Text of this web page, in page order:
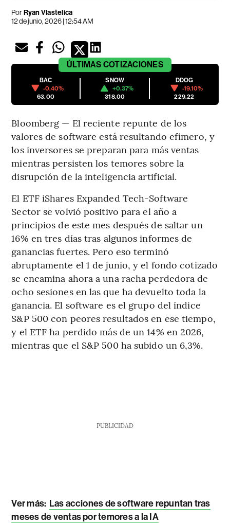
PorRyan Vlastelica
12 de junio, 2026 | 12:54 AM
ÚLTIMAS COTIZACIONES
BAC
-0.40%
63.00
SNOW
+0.37%
318.00
DDOG
-19.10%
229.22
Bloomberg — El reciente repunte de los
valores de software está resultando efímero, y
los inversores se preparan para más ventas
mientras persisten los temores sobre la
disrupción de la inteligencia artificial.
El ETF iShares Expanded Tech-Software
Sector se volvió positivo para el año a
principios de este mes después de saltar un
16% en tres días tras algunos informes de
ganancias fuertes. Pero eso terminó
abruptamente el 1 de junio, y el fondo cotizado
se encamina ahora a una racha perdedora de
ocho sesiones en las que ha devuelto toda la
ganancia. El software es el grupo del índice
S&P 500 con peores resultados en ese tiempo,
y el ETF ha perdido más de un 14% en 2026,
mientras que el S&P 500 ha subido un 6,3%.
PUBLICIDAD
Ver más: Las acciones de software repuntan tras
meses de ventas por temores a la IA